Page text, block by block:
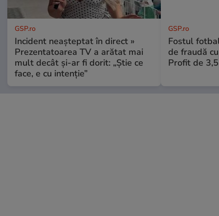
GSP.ro
Incident neașteptat în direct »
Prezentatoarea TV a arătat mai
mult decât și-ar fi dorit: „Știe ce
face, e cu intenție”
GSP.ro
Fostul
de fraudă
Profit de